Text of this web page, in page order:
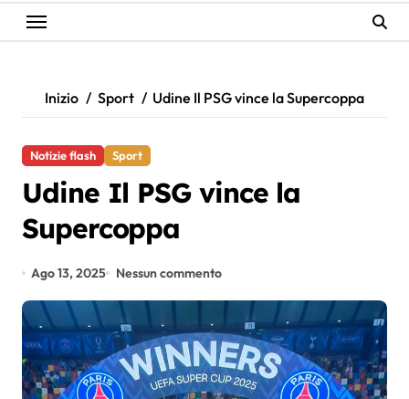
Inizio Sport Udine Il PSG vince la Supercoppa
Notizie flash Sport
Udine Il PSG vince la
Supercoppa
Ago 13, 2025 Nessun commento